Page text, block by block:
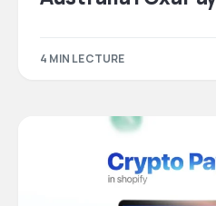
4 MIN LECTURE